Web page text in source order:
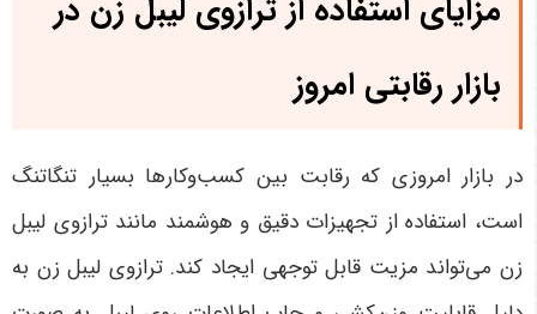
مزایای استفاده از ترازوی لیبل زن در
بازار رقابتی امروز
در بازار امروزی که رقابت بین کسب‌وکارها بسیار تنگاتنگ
است، استفاده از تجهیزات دقیق و هوشمند مانند ترازوی لیبل
زن می‌تواند مزیت قابل توجهی ایجاد کند. ترازوی لیبل زن به